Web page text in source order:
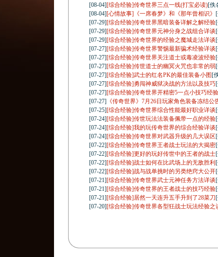
[08-04][综合经验]传奇世界三点一线(打宝必读)[佚
[08-04][心情故事]《一席春梦》和《那年曾相识》
[07-29][综合经验]传奇世界黑暗装备详解之解经验
[07-29][综合经验]传奇世界元神分身之战组合详谈
[07-29][综合经验]传奇世界的经验之魔城走法详谈
[07-27][综合经验]传奇世界警惕最新骗术经验详谈
[07-27][综合经验]传奇世界关注道士或毒凌波经验
[07-27][综合经验]传世道士的幽冥火咒也非常的弱
[07-27][综合经验]武士的红名PK的最佳装备小图 [
[07-27][综合经验]勇闯神威狱决战的方法以及技巧
[07-27][综合经验]传奇世界开精密5一点小技巧经
[07-27] 《传奇世界》7月26日玩家角色装备冻结公
[07-25][综合经验]传奇世界综合性能最好职业详谈
[07-24][综合经验]传世玩法法装备佩带一点的经验
[07-24][综合经验]我的玩传奇世界的综合经验详谈
[07-24][综合经验]传奇世界对武器升级的几大误区
[07-22][综合经验]传奇世界王者战士玩法的大揭密
[07-22][综合经验]更好的玩好传世中的王者的战士
[07-22][综合经验]战士如何在比武场上的无敌胜利
[07-22][综合经验]战与战单挑时的另类绝窍大公开
[07-21][综合经验]传奇世界武士元神任务方法详谈
[07-21][综合经验]传奇世界的王者战士的技巧经验
[07-21][综合经验]居然一天连升五手升到了28菜刀
[07-20][综合经验]传奇世界各型狂战士玩法经验之